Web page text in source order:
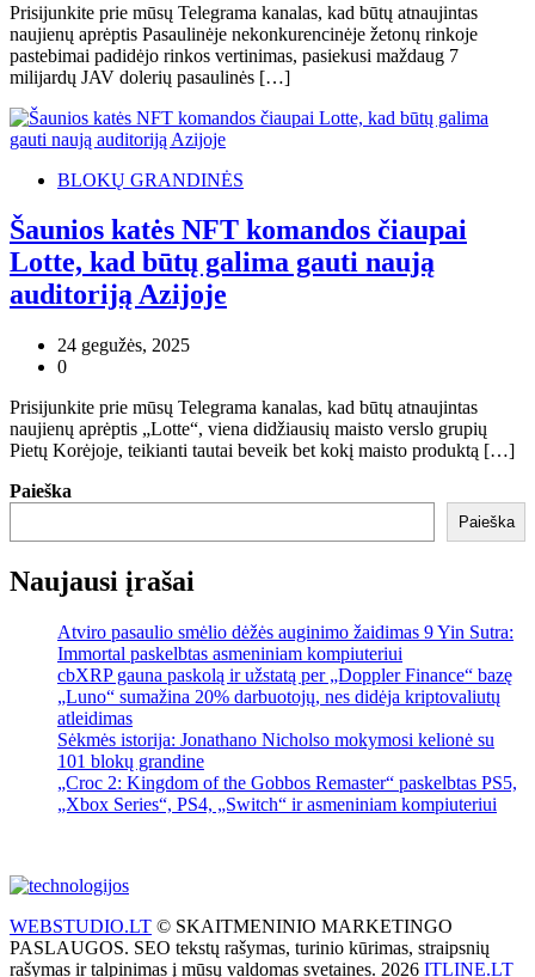
Prisijunkite prie mūsų Telegrama kanalas, kad būtų atnaujintas
naujienų aprėptis Pasaulinėje nekonkurencinėje žetonų rinkoje
pastebimai padidėjo rinkos vertinimas, pasiekusi maždaug 7
milijardų JAV dolerių pasaulinės […]
BLOKŲ GRANDINĖS
Šaunios katės NFT komandos čiaupai
Lotte, kad būtų galima gauti naują
auditoriją Azijoje
24 gegužės, 2025
0
Prisijunkite prie mūsų Telegrama kanalas, kad būtų atnaujintas
naujienų aprėptis „Lotte“, viena didžiausių maisto verslo grupių
Pietų Korėjoje, teikianti tautai beveik bet kokį maisto produktą […]
Paieška
Paieška
Naujausi įrašai
Atviro pasaulio smėlio dėžės auginimo žaidimas 9 Yin Sutra:
Immortal paskelbtas asmeniniam kompiuteriui
cbXRP gauna paskolą ir užstatą per „Doppler Finance“ bazę
„Luno“ sumažina 20% darbuotojų, nes didėja kriptovaliutų
atleidimas
Sėkmės istorija: Jonathano Nicholso mokymosi kelionė su
101 blokų grandine
„Croc 2: Kingdom of the Gobbos Remaster“ paskelbtas PS5,
„Xbox Series“, PS4, „Switch“ ir asmeniniam kompiuteriui
WEBSTUDIO.LT © SKAITMENINIO MARKETINGO
PASLAUGOS. SEO tekstų rašymas, turinio kūrimas, straipsnių
rašymas ir talpinimas į mūsų valdomas svetaines. 2026 ITLINE.LT